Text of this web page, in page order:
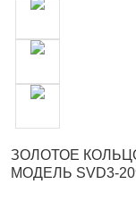
ЗОЛОТОЕ
МОДЕЛЬ SVD3-